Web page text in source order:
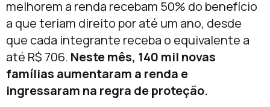
melhorem a renda recebam 50% do benefício
a que teriam direito por até um ano, desde
que cada integrante receba o equivalente a
até R$ 706. Neste mês, 140 mil novas
famílias aumentaram a renda e
ingressaram na regra de proteção.